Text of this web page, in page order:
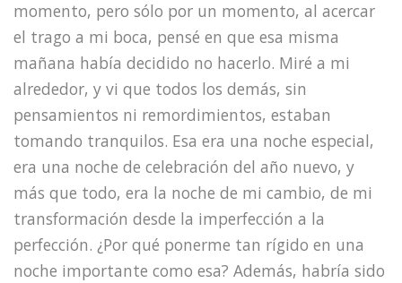
momento, pero sólo por un momento, al acercar
el trago a mi boca, pensé en que esa misma
mañana había decidido no hacerlo. Miré a mi
alrededor, y vi que todos los demás, sin
pensamientos ni remordimientos, estaban
tomando tranquilos. Esa era una noche especial,
era una noche de celebración del año nuevo, y
más que todo, era la noche de mi cambio, de mi
transformación desde la imperfección a la
perfección. ¿Por qué ponerme tan rígido en una
noche importante como esa? Además, habría sido